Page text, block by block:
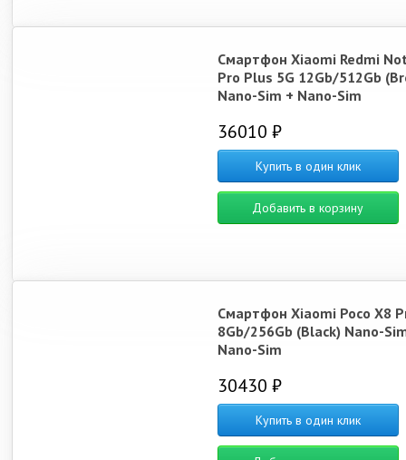
Смартфон Xiaomi Redmi
Pro Plus 5G 12Gb/512Gb
Nano-Sim + Nano-Sim
36010 ₽
Купить в один клик
Добавить в корзину
Смартфон Xiaomi Poco X8
8Gb/256Gb (Black) Nano-
Nano-Sim
30430 ₽
Купить в один клик